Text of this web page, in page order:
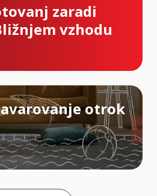
zaradi
vzhodu
otrok